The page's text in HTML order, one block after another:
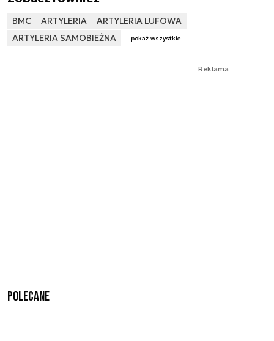
BMC ARTYLERIA
ARTYLERIA LUFOWA
ARTYLERIA SAMOBIEŻNA
pokaż wszystkie
Reklama
Polecane